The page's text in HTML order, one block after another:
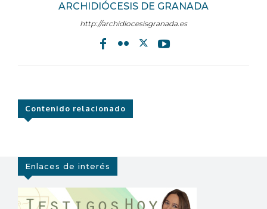
ARCHIDIÓCESIS DE GRANADA
http://archidiocesisgranada.es
Contenido relacionado
Enlaces de interés